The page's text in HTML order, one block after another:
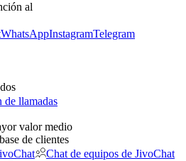
al
WhatsAppInstagramTelegram
llamadas
valor medio
de clientes
Chat de equipos de JivoChat